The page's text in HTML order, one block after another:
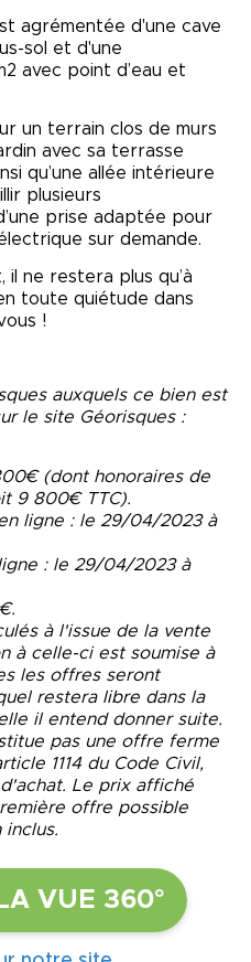
agrémentée d'une cave
sol et d'une
avec point d’eau et
un terrain clos de murs
avec sa terrasse
qu’une allée intérieure
plusieurs
prise adaptée pour
sur demande.
il ne restera plus qu’à
toute quiétude dans
!
auxquels ce bien est
le site Géorisques :
(dont honoraires de
9 800€ TTC).
ligne : le 29/04/2023 à
: le 29/04/2023 à
à l'issue de la vente
à celle-ci est soumise à
les offres seront
restera libre dans la
il entend donner suite.
pas une offre ferme
1114 du Code Civil,
Le prix affiché
offre possible
VUE 360°